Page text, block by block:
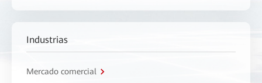
Industrias
Mercado comercial